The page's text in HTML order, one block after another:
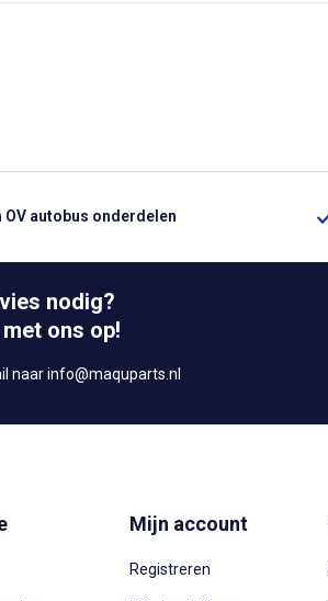
autobus onderdelen
nodig?
ons op!
naarinfo@maquparts.nl
Mijn account
Registreren